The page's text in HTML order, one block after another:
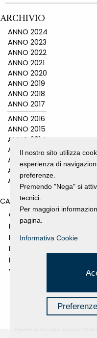
ARCHIVIO
ANNO 2024
ANNO 2023
ANNO 2022
ANNO 2021
ANNO 2020
ANNO 2019
ANNO 2018
ANNO 2017
ANNO 2016
ANNO 2015
ANNO 2014
ANNO 2011
ANNO 2010
ANNO 2009
ANNO 2008
CATEGORIES
GALLERY
MOSTRE E EVENTI
NEWS
PROGETTI SOSTENUTI
RASSEGNA STAMPA
VIDEO
Il nostro sito utilizza
esperienza di
preferenze.
Premendo "Nega" si
tecnici.
Per maggiori
pagina.
Informativa Cookie